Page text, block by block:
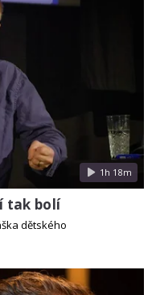
1h 18m
tak bolí
dětského